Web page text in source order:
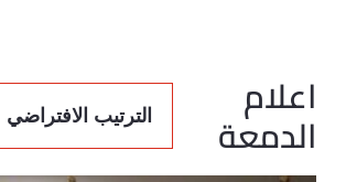
اعلام
الدمعة